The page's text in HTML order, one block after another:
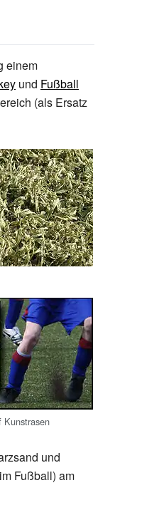
einem
und Fußball
(als Ersatz
Kunstrasen
und
Fußball) am